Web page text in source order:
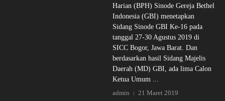
Harian (BPH) Sinode Gereja Bethel
Indonesia (GBI) menetapkan
Sidang Sinode GBI Ke-16 pada
tanggal 27-30 Agustus 2019 di
SICC Bogor, Jawa Barat. Dan
berdasarkan hasil Sidang Majelis
Daerah (MD) GBI, ada lima Calon
Ketua Umum ...
admin
21 Maret 2019